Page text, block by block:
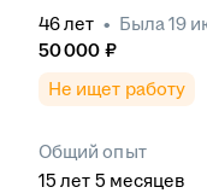
46лет • Была19
50 000 ₽
Не ищет работу
Общий опыт
15 лет 5 месяцев